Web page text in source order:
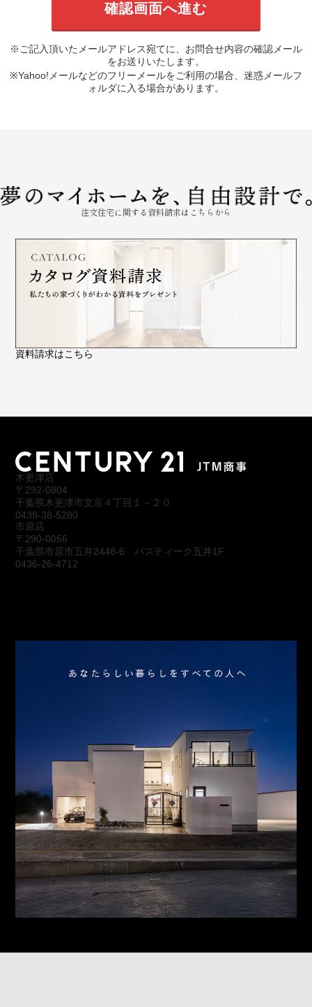
※ご記入頂いたメールアドレス宛てに、お問合せ内容の確認メール
をお送りいたします。
※Yahoo!メールなどのフリーメールをご利用の場合、迷惑メールフ
ォルダに入る場合があります。
注文住宅に関する資料請求はこちらから
資料請求はこちら
木更津店
〒292-0804
千葉県木更津市文京４丁目１－２０
0438-38-5280
市原店
〒290-0056
千葉県市原市五井2448-6 パスティーク五井1F
0436-26-4712